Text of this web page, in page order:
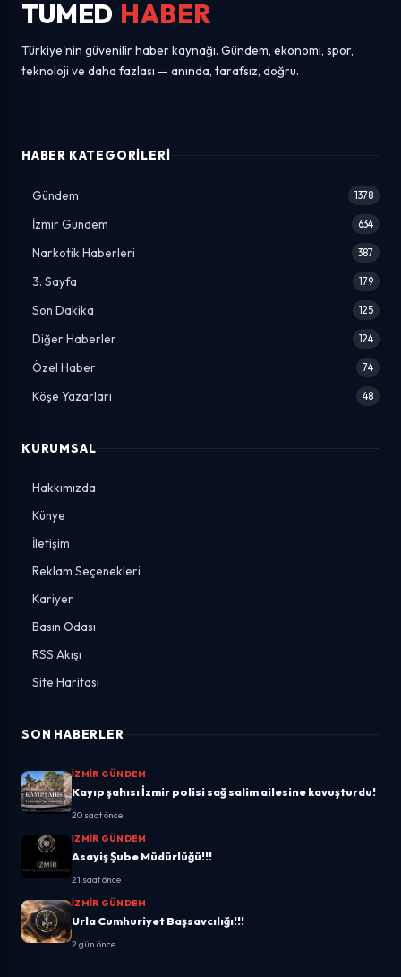
TUMED HABER
Türkiye'nin güvenilir haber kaynağı. Gündem, ekonomi, spor,
teknoloji ve daha fazlası — anında, tarafsız, doğru.
HABER KATEGORILERI
Gündem 1378
İzmir Gündem 634
Narkotik Haberleri 387
3. Sayfa 179
Son Dakika 125
Diğer Haberler 124
Özel Haber 74
Köşe Yazarları 48
KURUMSAL
Hakkımızda
Künye
İletişim
Reklam Seçenekleri
Kariyer
Basın Odası
RSS Akışı
Site Haritası
SON HABERLER
İZMIR GÜNDEM
Kayıp şahısı İzmir polisi sağ salim ailesine kavuşturdu!
20 saat önce
İZMIR GÜNDEM
Asayiş Şube Müdürlüğü!!!
21 saat önce
İZMIR GÜNDEM
Urla Cumhuriyet Başsavcılığı!!!
2 gün önce